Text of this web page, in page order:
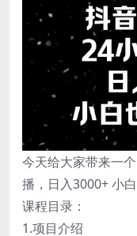
今天给大家带来一
播，日入3000+ 小
课程目录：
1.项目介绍